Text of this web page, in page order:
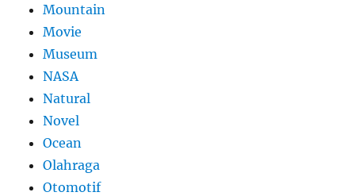
Mountain
Movie
Museum
NASA
Natural
Novel
Ocean
Olahraga
Otomotif